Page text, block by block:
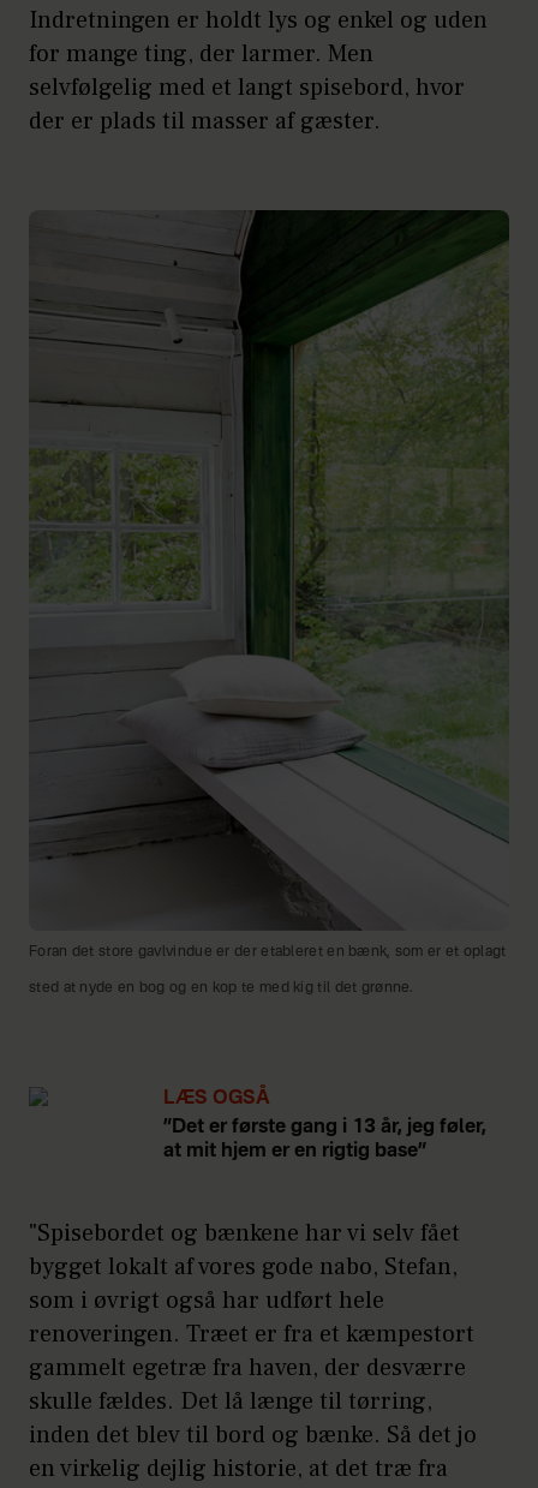
Indretningen er holdt lys og enkel og uden
for mange ting, der larmer. Men
selvfølgelig med et langt spisebord, hvor
der er plads til masser af gæster.
Foran det store gavlvindue er der etableret en bænk, som er et oplagt
sted at nyde en bog og en kop te med kig til det grønne.
LÆS OGSÅ
”Det er første gang i 13 år, jeg føler,
at mit hjem er en rigtig base”
"Spisebordet og bænkene har vi selv fået
bygget lokalt af vores gode nabo, Stefan,
som i øvrigt også har udført hele
renoveringen. Træet er fra et kæmpestort
gammelt egetræ fra haven, der desværre
skulle fældes. Det lå længe til tørring,
inden det blev til bord og bænke. Så det jo
en virkelig dejlig historie, at det træ fra